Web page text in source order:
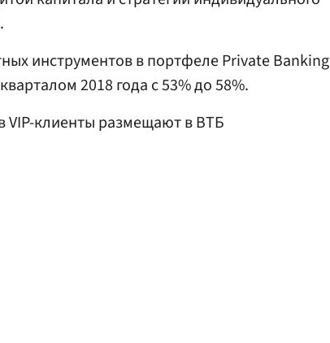
инструментов в портфеле Private Banking
2018 года с 53% до 58%.
VIP-клиенты размещают в ВТБ